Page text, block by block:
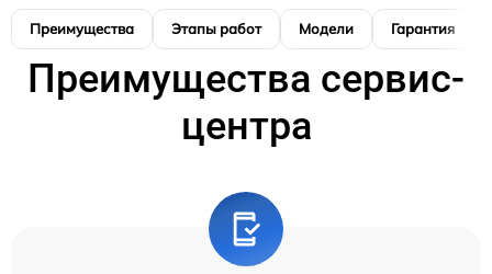
Преимущества Этапы работ Модели Гарантия
Преимущества сервис-
центра